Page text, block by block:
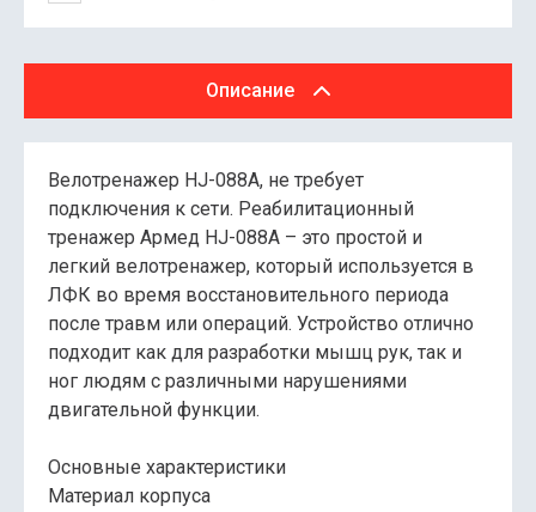
Описание
Велотренажер HJ-088A, не требует
подключения к сети. Реабилитационный
тренажер Армед HJ-088A – это простой и
легкий велотренажер, который используется в
ЛФК во время восстановительного периода
после травм или операций. Устройство отлично
подходит как для разработки мышц рук, так и
ног людям с различными нарушениями
двигательной функции.
Основные характеристики
Материал корпуса